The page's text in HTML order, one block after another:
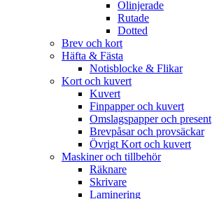
Olinjerade
Rutade
Dotted
Brev och kort
Häfta & Fästa
Notisblocke & Flikar
Kort och kuvert
Kuvert
Finpapper och kuvert
Omslagspapper och present
Brevpåsar och provsäckar
Övrigt Kort och kuvert
Maskiner och tillbehör
Räknare
Skrivare
Laminering